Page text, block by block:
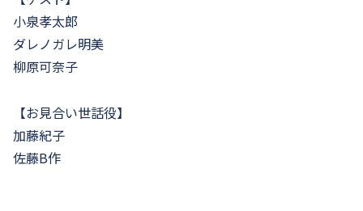
小泉孝太郎
ダレノガレ明美
柳原可奈子
【お見合い世話役】
加藤紀子
佐藤B作